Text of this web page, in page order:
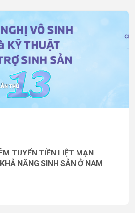
TUYẾN TIỀN LIỆT MẠN
NĂNG SINH SẢN Ở NAM